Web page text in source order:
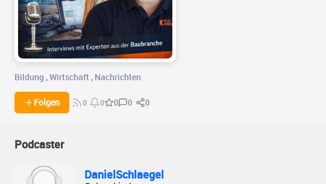
Bildung ,Wirtschaft , Nachrichten
Folgen 0 0 0 0 0
Podcaster
DanielSchlaegel